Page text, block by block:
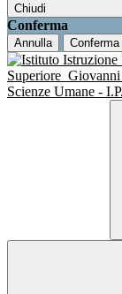
Chiudi
Conferma
Annulla Conferma
Superiore
Scienze Umane -